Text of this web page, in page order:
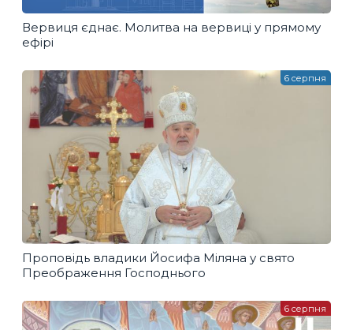
Вервиця єднає. Молитва на вервиці у прямому
ефірі
Проповідь владики Йосифа Міляна у свято
Преображення Господнього
6 серпня
6 серпня